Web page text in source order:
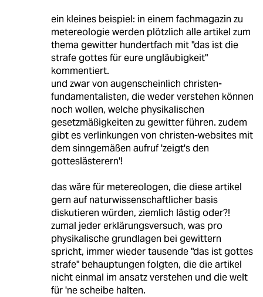
ein kleines beispiel: in einem fachmagazin zu
metereologie werden plötzlich alle artikel zum
thema gewitter hundertfach mit "das ist die
strafe gottes für eure ungläubigkeit"
kommentiert.
und zwar von augenscheinlich christen-
fundamentalisten, die weder verstehen können
noch wollen, welche physikalischen
gesetzmäßigkeiten zu gewitter führen. zudem
gibt es verlinkungen von christen-websites mit
dem sinngemäßen aufruf 'zeigt's den
gotteslästerern'!
das wäre für metereologen, die diese artikel
gern auf naturwissenschaftlicher basis
diskutieren würden, ziemlich lästig oder?!
zumal jeder erklärungsversuch, was pro
physikalische grundlagen bei gewittern
spricht, immer wieder tausende "das ist gottes
strafe" behauptungen folgten, die die artikel
nicht einmal im ansatz verstehen und die welt
für 'ne scheibe halten.